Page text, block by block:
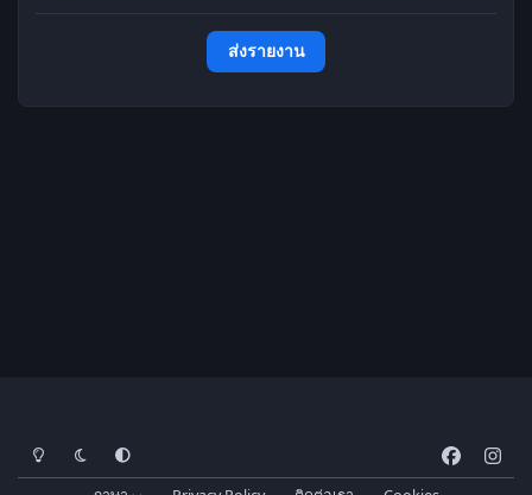
ส่งรายงาน
โหมดสว่างโหมดมืด การตั้งค่าระบบ
a
n